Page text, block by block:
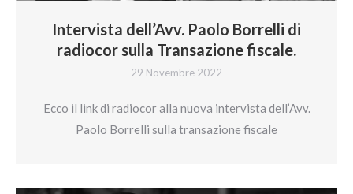
Intervista dell’Avv. Paolo Borrelli di
radiocor sulla Transazione fiscale.
29 Novembre 2022
Ecco il link di radiocor alla nuova intervista dell’Avv.
Paolo Borrelli sulla transazione fiscale